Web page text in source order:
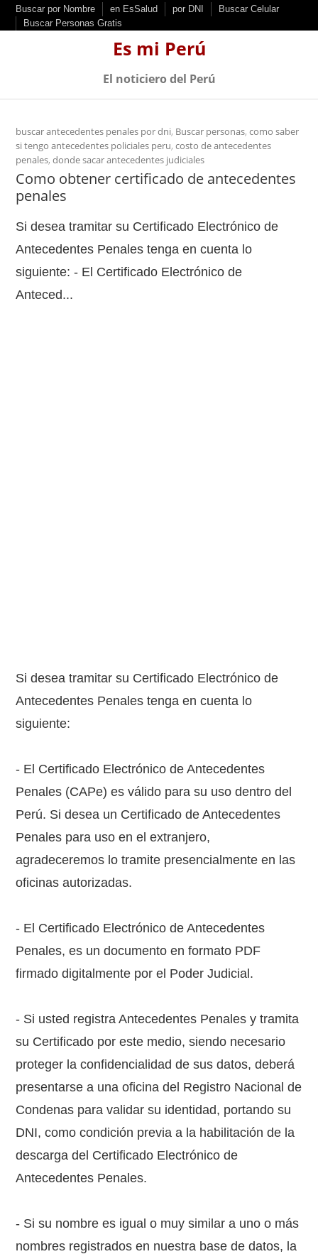
k
Buscar por Nombre en EsSalud por DNI
Buscar Celular
Buscar Personas Gratis
Es mi Perú
El noticiero del Perú
buscar antecedentes penales por dni, Buscar personas,como saber
si tengo antecedentes policiales peru,costo de antecedentes
penales,donde sacar antecedentes judiciales
Como obtener certificado de antecedentes
penales
Si desea tramitar su Certificado Electrónico de
Antecedentes Penales tenga en cuenta lo
siguiente: - El Certificado Electrónico de
Anteced...
Si desea tramitar su Certificado Electrónico de
Antecedentes Penales tenga en cuenta lo
siguiente:
- El Certificado Electrónico de Antecedentes
Penales (CAPe) es válido para su uso dentro del
Perú. Si desea un Certificado de Antecedentes
Penales para uso en el extranjero,
agradeceremos lo tramite presencialmente en las
oficinas autorizadas.
- El Certificado Electrónico de Antecedentes
Penales, es un documento en formato PDF
firmado digitalmente por el Poder Judicial.
- Si usted registra Antecedentes Penales y tramita
su Certificado por este medio, siendo necesario
proteger la confidencialidad de sus datos, deberá
presentarse a una oficina del Registro Nacional de
Condenas para validar su identidad, portando su
DNI, como condición previa a la habilitación de la
descarga del Certificado Electrónico de
Antecedentes Penales.
- Si su nombre es igual o muy similar a uno o más
nombres registrados en nuestra base de datos, la